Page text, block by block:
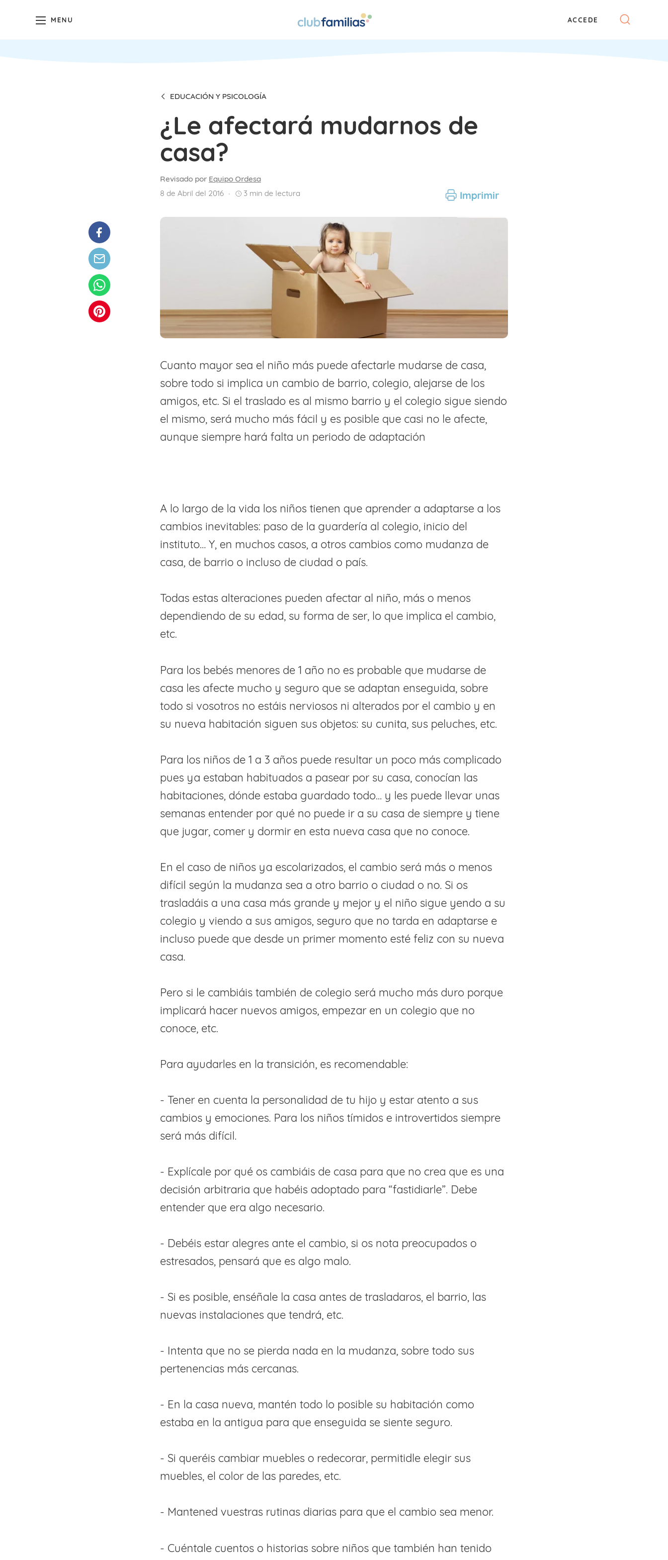
MENU ACCEDE
EDUCACIÓN Y PSICOLOGÍA
¿Le afectará mudarnos de
casa?
Revisado por Equipo Ordesa
8 de Abril del 2016
3 min de lectura Imprimir
Cuanto mayor sea el niño más puede afectarle mudarse de casa,
sobre todo si implica un cambio de barrio, colegio, alejarse de los
amigos, etc. Si el traslado es al mismo barrio y el colegio sigue siendo
el mismo, será mucho más fácil y es posible que casi no le afecte,
aunque siempre hará falta un periodo de adaptación
A lo largo de la vida los niños tienen que aprender a adaptarse a los
cambios inevitables: paso de la guardería al colegio, inicio del
instituto… Y, en muchos casos, a otros cambios como mudanza de
casa, de barrio o incluso de ciudad o país.
Todas estas alteraciones pueden afectar al niño, más o menos
dependiendo de su edad, su forma de ser, lo que implica el cambio,
etc.
Para los bebés menores de 1 año no es probable que mudarse de
casa les afecte mucho y seguro que se adaptan enseguida, sobre
todo si vosotros no estáis nerviosos ni alterados por el cambio y en
su nueva habitación siguen sus objetos: su cunita, sus peluches, etc.
Para los niños de 1 a 3 años puede resultar un poco más complicado
pues ya estaban habituados a pasear por su casa, conocían las
habitaciones, dónde estaba guardado todo… y les puede llevar unas
semanas entender por qué no puede ir a su casa de siempre y tiene
que jugar, comer y dormir en esta nueva casa que no conoce.
En el caso de niños ya escolarizados, el cambio será más o menos
difícil según la mudanza sea a otro barrio o ciudad o no. Si os
trasladáis a una casa más grande y mejor y el niño sigue yendo a su
colegio y viendo a sus amigos, seguro que no tarda en adaptarse e
incluso puede que desde un primer momento esté feliz con su nueva
casa.
Pero si le cambiáis también de colegio será mucho más duro porque
implicará hacer nuevos amigos, empezar en un colegio que no
conoce, etc.
Para ayudarles en la transición, es recomendable:
- Tener en cuenta la personalidad de tu hijo y estar atento a sus
cambios y emociones. Para los niños tímidos e introvertidos siempre
será más difícil.
- Explícale por qué os cambiáis de casa para que no crea que es una
decisión arbitraria que habéis adoptado para “fastidiarle”. Debe
entender que era algo necesario.
- Debéis estar alegres ante el cambio, si os nota preocupados o
estresados, pensará que es algo malo.
- Si es posible, enséñale la casa antes de trasladaros, el barrio, las
nuevas instalaciones que tendrá, etc.
- Intenta que no se pierda nada en la mudanza, sobre todo sus
pertenencias más cercanas.
- En la casa nueva, mantén todo lo posible su habitación como
estaba en la antigua para que enseguida se siente seguro.
- Si queréis cambiar muebles o redecorar, permitidle elegir sus
muebles, el color de las paredes, etc.
- Mantened vuestras rutinas diarias para que el cambio sea menor.
- Cuéntale cuentos o historias sobre niños que también han tenido